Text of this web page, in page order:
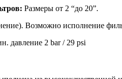
Размеры от 2 “до 20”.
Возможно исполнение
давление 2 bar / 29 psi